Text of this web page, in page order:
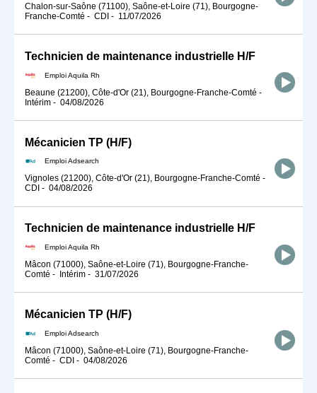
Chalon-sur-Saône (71100), Saône-et-Loire (71), Bourgogne-
Franche-Comté - CDI - 11/07/2026
Technicien de maintenance industrielle H/F
Emploi Aquila Rh
Beaune (21200), Côte-d'Or (21), Bourgogne-Franche-Comté -
Intérim - 04/08/2026
Mécanicien TP (H/F)
Emploi Adsearch
Vignoles (21200), Côte-d'Or (21), Bourgogne-Franche-Comté -
CDI - 04/08/2026
Technicien de maintenance industrielle H/F
Emploi Aquila Rh
Mâcon (71000), Saône-et-Loire (71), Bourgogne-Franche-
Comté - Intérim - 31/07/2026
Mécanicien TP (H/F)
Emploi Adsearch
Mâcon (71000), Saône-et-Loire (71), Bourgogne-Franche-
Comté - CDI - 04/08/2026